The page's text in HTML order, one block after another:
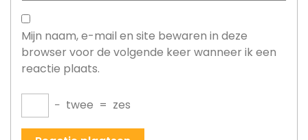
Mijn naam, e-mail en site bewaren in deze
browser voor de volgende keer wanneer ik een
reactie plaats.
− twee = zes